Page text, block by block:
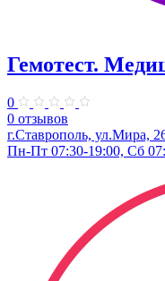
Гемотест.
0
0 отзывов
г.Ставрополь, ул.Мира,
Пн-Пт 07:30-19:00, Сб